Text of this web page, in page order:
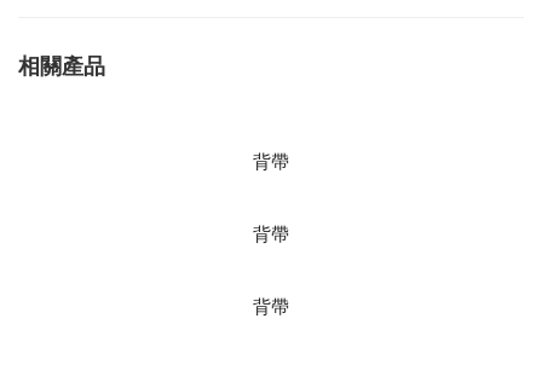
相關產品
背帶
背帶
背帶